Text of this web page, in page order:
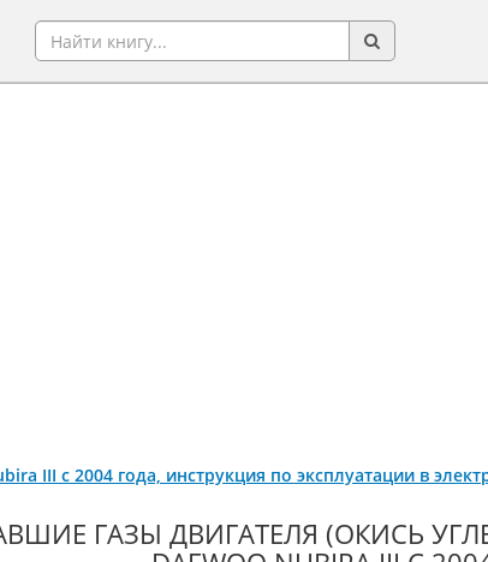
III с 2004 года, инструкция по эксплуатации в
ГАЗЫ ДВИГАТЕЛЯ (ОКИСЬ